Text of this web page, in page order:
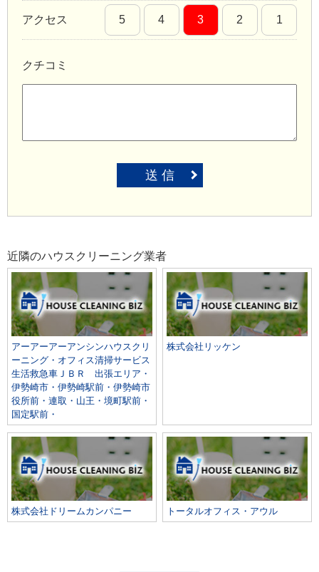
アクセス 5 4 3 2 1
クチコミ
送 信
近隣のハウスクリーニング業者
アーアーアーアンシンハウスクリ
ーニング・オフィス清掃サービス
生活救急車ＪＢＲ 出張エリア・
伊勢崎市・伊勢崎駅前・伊勢崎市
役所前・連取・山王・境町駅前・
国定駅前・
株式会社リッケン
株式会社ドリームカンパニー トータルオフィス・アウル